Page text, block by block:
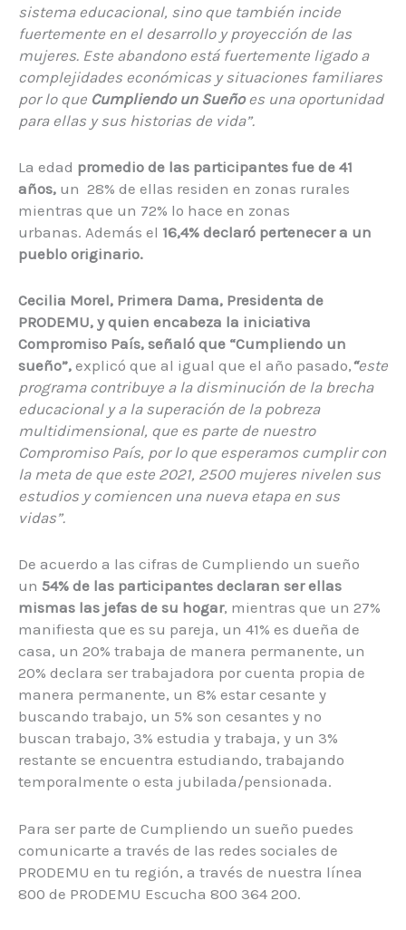
sistema educacional, sino que también incide
fuertemente en el desarrollo y proyección de las
mujeres. Este abandono está fuertemente ligado a
complejidades económicas y situaciones familiares
por lo que Cumpliendo un Sueñoes una oportunidad
para ellas y sus historias de vida”.
La edad promedio de las participantes fue de 41
años, un 28% de ellas residen en zonas rurales
mientras que un 72% lo hace en zonas
urbanas. Además el 16,4% declaró pertenecer a un
pueblo originario.
Cecilia Morel, Primera Dama, Presidenta de
PRODEMU, y quien encabeza la iniciativa
Compromiso País, señaló que “Cumpliendo un
sueño”, explicó que al igual que el año pasado,“este
programa contribuye a la disminución de la brecha
educacional y a la superación de la pobreza
multidimensional, que es parte de nuestro
Compromiso País, por lo que esperamos cumplir con
la meta de que este 2021, 2500 mujeres nivelen sus
estudios y comiencen una nueva etapa en sus
vidas”.
De acuerdo a las cifras de Cumpliendo un sueño
un 54% de las participantes declaran ser ellas
mismas las jefas de su hogar, mientras que un 27%
manifiesta que es su pareja, un 41% es dueña de
casa, un 20% trabaja de manera permanente, un
20% declara ser trabajadora por cuenta propia de
manera permanente, un 8% estar cesante y
buscando trabajo, un 5% son cesantes y no
buscan trabajo, 3% estudia y trabaja, y un 3%
restante se encuentra estudiando, trabajando
temporalmente o esta jubilada/pensionada.
Para ser parte de Cumpliendo un sueño puedes
comunicarte a través de las redes sociales de
PRODEMU en tu región, a través de nuestra línea
800 de PRODEMU Escucha 800 364 200.